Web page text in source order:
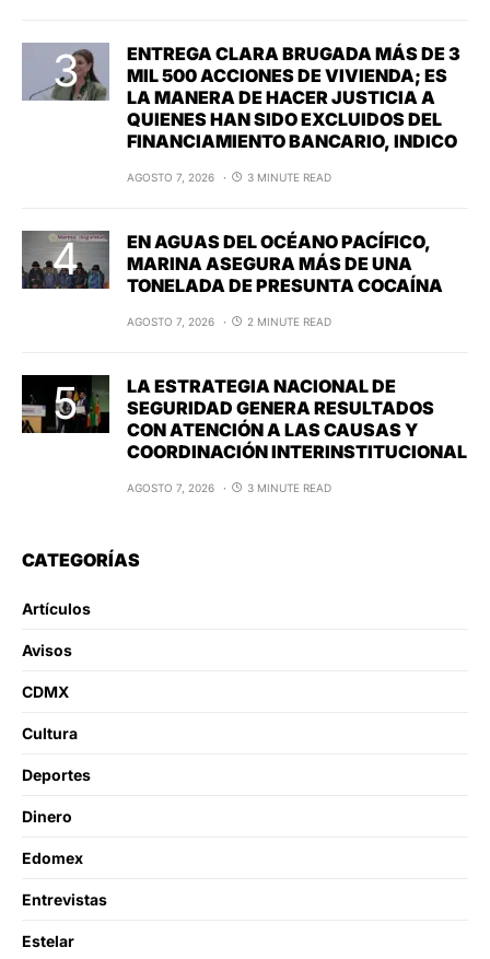
ENTREGA CLARA BRUGADA MÁS DE 3
MIL 500 ACCIONES DE VIVIENDA; ES
LA MANERA DE HACER JUSTICIA A
QUIENES HAN SIDO EXCLUIDOS DEL
FINANCIAMIENTO BANCARIO, INDICO
AGOSTO 7, 2026 3 MINUTE READ
EN AGUAS DEL OCÉANO PACÍFICO,
MARINA ASEGURA MÁS DE UNA
TONELADA DE PRESUNTA COCAÍNA
AGOSTO 7, 2026 2 MINUTE READ
LA ESTRATEGIA NACIONAL DE
SEGURIDAD GENERA RESULTADOS
CON ATENCIÓN A LAS CAUSAS Y
COORDINACIÓN INTERINSTITUCIONAL
AGOSTO 7, 2026 3 MINUTE READ
CATEGORÍAS
Artículos
Avisos
CDMX
Cultura
Deportes
Dinero
Edomex
Entrevistas
Estelar